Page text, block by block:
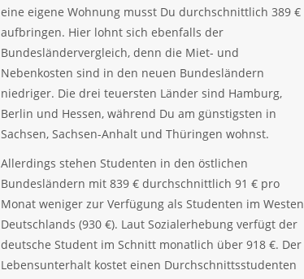
eine eigene Wohnung musst Du durchschnittlich 389 €
aufbringen. Hier lohnt sich ebenfalls der
Bundesländervergleich, denn die Miet- und
Nebenkosten sind in den neuen Bundesländern
niedriger. Die drei teuersten Länder sind Hamburg,
Berlin und Hessen, während Du am günstigsten in
Sachsen, Sachsen-Anhalt und Thüringen wohnst.
Allerdings stehen Studenten in den östlichen
Bundesländern mit 839 € durchschnittlich 91 € pro
Monat weniger zur Verfügung als Studenten im Westen
Deutschlands (930 €). Laut Sozialerhebung verfügt der
deutsche Student im Schnitt monatlich über 918 €. Der
Lebensunterhalt kostet einen Durchschnittsstudenten